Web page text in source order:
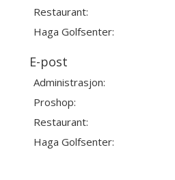
Restaurant:
Haga Golfsenter:
E-post
Administrasjon:
Proshop:
Restaurant:
Haga Golfsenter: